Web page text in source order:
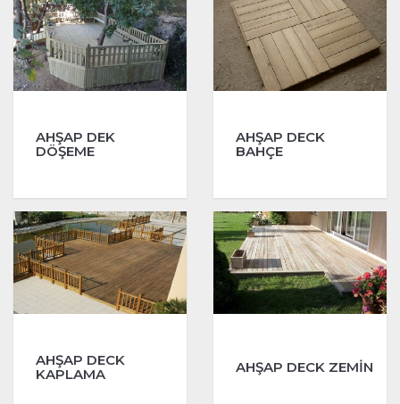
AHŞAP DEK
DÖŞEME
AHŞAP DECK
BAHÇE
AHŞAP DECK
KAPLAMA
AHŞAP DECK ZEMİN